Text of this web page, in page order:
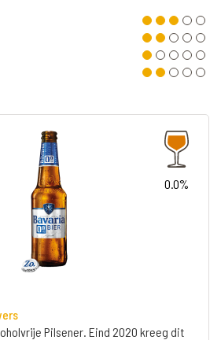
0.0%
Pilsener. Eind 2020 kreeg dit